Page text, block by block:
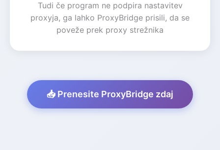
Tudi če program ne podpira nastavitev
proxyja, ga lahko ProxyBridge prisili, da se
poveže prek proxy strežnika
📥 Prenesite ProxyBridge zdaj